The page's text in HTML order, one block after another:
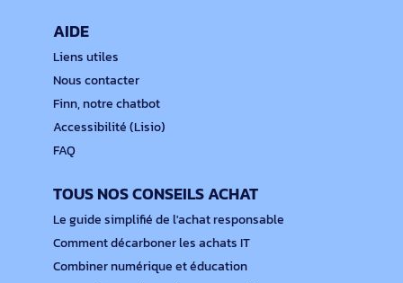
AIDE
Liens utiles
Nous contacter
Finn, notre chatbot
Accessibilité (Lisio)
FAQ
TOUS NOS CONSEILS ACHAT
Le guide simplifié de l'achat responsable
Comment décarboner les achats IT
Combiner numérique et éducation